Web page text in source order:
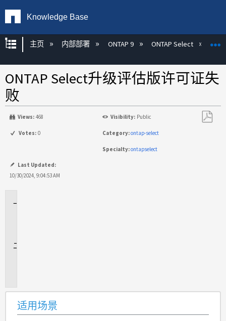
Knowledge Base
扩展/隐缩全局层次
主页 内部部署 ONTAP 9 ONTAP Select
ONTAP Select升级评估版许可证失
败
Views: 468 Visibility: Public
Votes: 0 Category:ontap-select
Specialty:ontapselect
Last Updated:
10/30/2024, 9:04:53 AM
适用场景